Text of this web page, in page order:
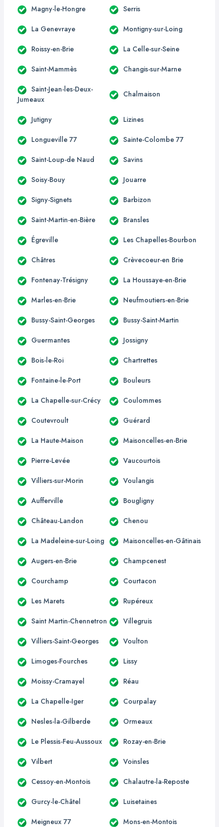
Magny-le-Hongre Serris
La Genevraye Montigny-sur-Loing
Roissy-en-Brie La Celle-sur-Seine
Saint-Mammès Changis-sur-Marne
Saint-Jean-les-Deux-
Jumeaux
Chalmaison
Jutigny Lizines
Longueville 77 Sainte-Colombe 77
Saint-Loup-de Naud Savins
Soisy-Bouy Jouarre
Signy-Signets Barbizon
Saint-Martin-en-Bière Bransles
Égreville Les Chapelles-Bourbon
Châtres Crèvecoeur-en Brie
Fontenay-Trésigny La Houssaye-en-Brie
Marles-en-Brie Neufmoutiers-en-Brie
Bussy-Saint-Georges Bussy-Saint-Martin
Guermantes Jossigny
Bois-le-Roi Chartrettes
Fontaine-le-Port Bouleurs
La Chapelle-sur-Crécy Coulommes
Coutevroult Guérard
La Haute-Maison Maisoncelles-en-Brie
Pierre-Levée Vaucourtois
Villiers-sur-Morin Voulangis
Aufferville Bougligny
Château-Landon Chenou
La Madeleine-sur-Loing Maisoncelles-en-Gâtinais
Augers-en-Brie Champcenest
Courchamp Courtacon
Les Marets Rupéreux
Saint Martin-Chennetron Villegruis
Villiers-Saint-Georges Voulton
Limoges-Fourches Lissy
Moissy-Cramayel Réau
La Chapelle-Iger Courpalay
Nesles-la-Gilberde Ormeaux
Le Plessis-Feu-Aussoux Rozay-en-Brie
Vilbert Voinsles
Cessoy-en-Montois Chalautre-la-Reposte
Gurcy-le-Châtel Luisetaines
Meigneux 77 Mons-en-Montois